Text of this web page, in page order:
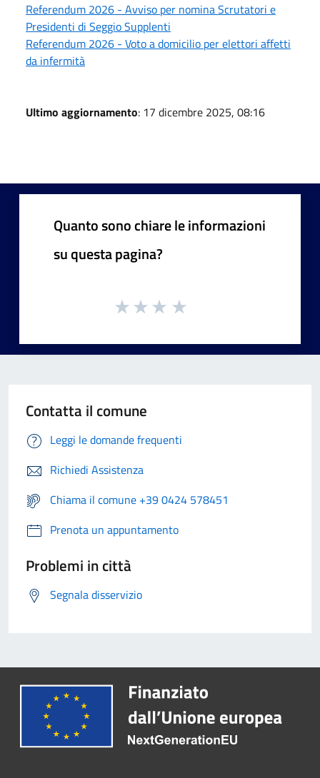
Referendum 2026 - Avviso per nomina Scrutatori e
Presidenti di Seggio Supplenti
Referendum 2026 - Voto a domicilio per elettori affetti
da infermità
Ultimo aggiornamento: 17 dicembre 2025, 08:16
Quanto sono chiare le informazioni
su questa pagina?
Contatta il comune
Leggi le domande frequenti
Richiedi Assistenza
Chiama il comune +39 0424 578451
Prenota un appuntamento
Problemi in città
Segnala disservizio